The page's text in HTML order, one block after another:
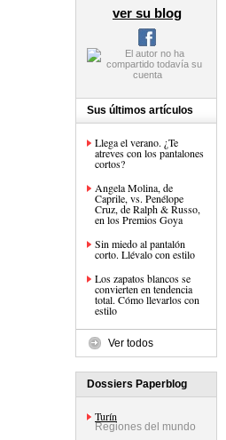
ver su blog
Sus últimos artículos
Llega el verano. ¿Te
atreves con los pantalones
cortos?
Angela Molina, de
Caprile, vs. Penélope
Cruz, de Ralph & Russo,
en los Premios Goya
Sin miedo al pantalón
corto. Llévalo con estilo
Los zapatos blancos se
convierten en tendencia
total. Cómo llevarlos con
estilo
Ver todos
Dossiers Paperblog
Turín
Regiones del mundo